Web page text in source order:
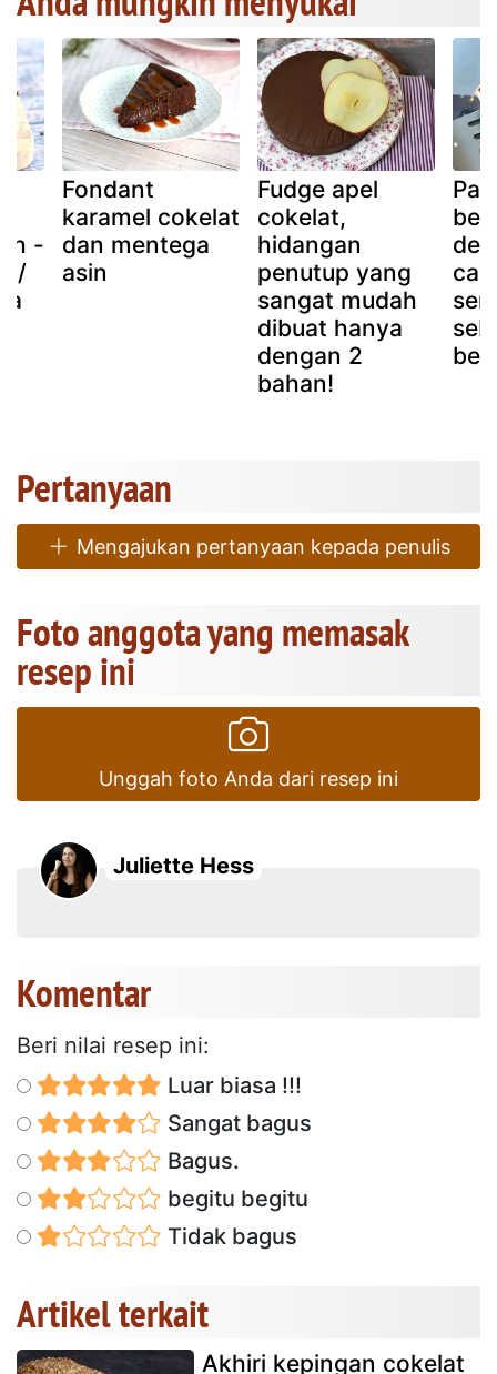
-
/
Fondant
karamel cokelat
dan mentega
asin
Fudge apel
cokelat,
hidangan
penutup yang
sangat mudah
dibuat hanya
dengan 2
bahan!
Pertanyaan
Mengajukan pertanyaan kepada penulis
Foto anggota yang memasak
resep ini
Unggah foto Anda dari resep ini
Juliette Hess
Komentar
Beri nilai resep ini:
Luar biasa !!!
Sangat bagus
Bagus.
begitu begitu
Tidak bagus
Artikel terkait
Akhiri kepingan cokelat